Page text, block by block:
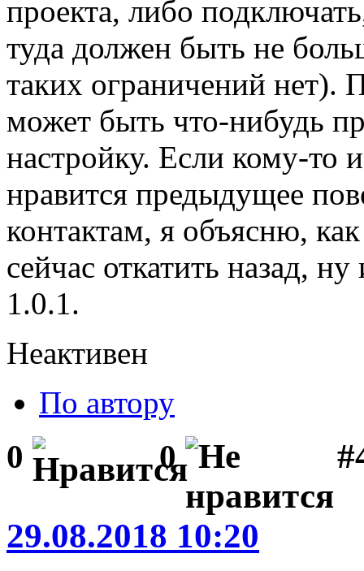
проекта, либо
туда должен быть не
таких ограничений нет).
может быть что-нибудь
настройку. Если кому-
нравится предыдущее
контактам, я объясню,
сейчас откатить назад,
1.0.1.
Неактивен
По автору
0 0
29.08.2018 10:20